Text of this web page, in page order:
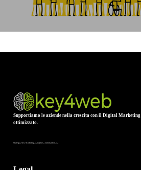
Supportiamo le aziende nella crescita con il Digital Marketing
ottimizzato.
Strategia, Seo, Marketing, Analytics, Automantion, AI